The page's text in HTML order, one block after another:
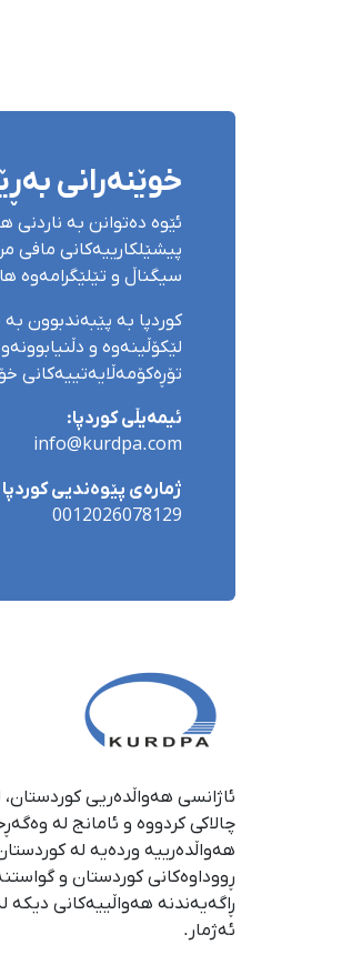
خوێنەرانی
ئێوە دەتوانن بە ناردنی
پیشێلکارییەکانی مافی
سیگناڵ و تێلێگرامەوە
کوردپا بە پێبەندبوون
لێکۆڵینەوە و
تۆڕەکۆمەڵایەتییەکانی
ئیمەیڵی کوردپا:
info@kurdpa.com
ژمارەی پێوەندیی
0012026078129
چالاکی کردووە و ئامانج لە
هەواڵدەرییە وردەیە لە
ڕووداوەكانی كوردستان و
ڕاگەیەندنە هەواڵییەكانی دیكە
ئەژمار.